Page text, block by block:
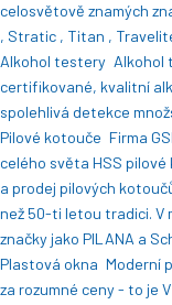
celosvětově znamých
, Stratic , Titan ,
Alkohol testery Alkohol
certifikované, kvalitní
spolehlivá detekce
Pilové kotouče Firma
celého světa HSS
a prodej pilových
než 50-ti letou tradici. V
značky jako PILANA a
Plastová okna Moderní
za rozumné ceny - to je